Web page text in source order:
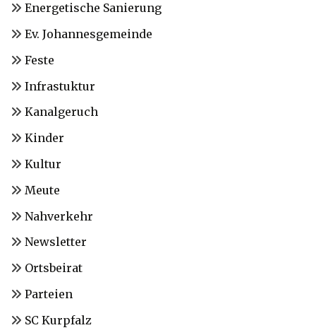
Energetische Sanierung
Ev. Johannesgemeinde
Feste
Infrastuktur
Kanalgeruch
Kinder
Kultur
Meute
Nahverkehr
Newsletter
Ortsbeirat
Parteien
SC Kurpfalz